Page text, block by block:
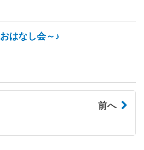
おはなし会～♪
前へ